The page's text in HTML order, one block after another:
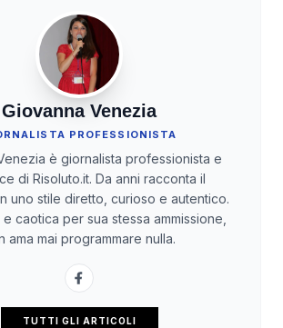
Giovanna Venezia
PROFESSIONISTA
è giornalista professionista e
di Risoluto.it. Da anni racconta il
uno stile diretto, curioso e autentico.
caotica per sua stessa ammissione,
ama mai programmare nulla.
TUTTI GLI ARTICOLI